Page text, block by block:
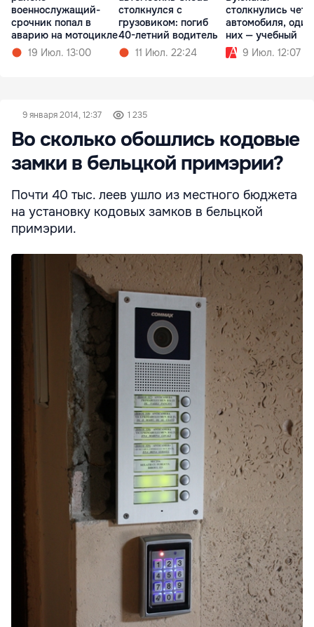
военнослужащий-
срочник попал в
аварию на мотоцикле
19 Июл. 13:00
столкнулся с
грузовиком: погиб
40-летний водитель
11 Июл. 22:24
столкнулись
автомобиля,
них — учебный
9 Июл. 12:07
9 января 2014, 12:37 1 235
Во сколько обошлись кодовые
замки в бельцкой примэрии?
Почти 40 тыс. леев ушло из местного бюджета
на установку кодовых замков в бельцкой
примэрии.